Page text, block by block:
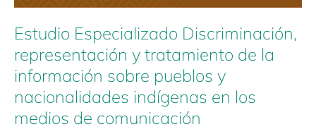
Estudio Especializado Discriminación,
representación y tratamiento de la
información sobre pueblos y
nacionalidades indígenas en los
medios de comunicación